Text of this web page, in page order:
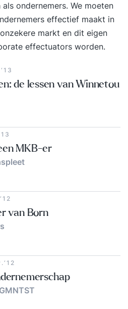
ondernemers. We moeten
effectief maakt in
markt en dit eigen
effectuators worden.
de lessen van Winnetou
MKB-er
van Born